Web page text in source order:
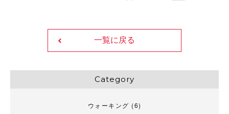
一覧に戻る
Category
ウォーキング (6)